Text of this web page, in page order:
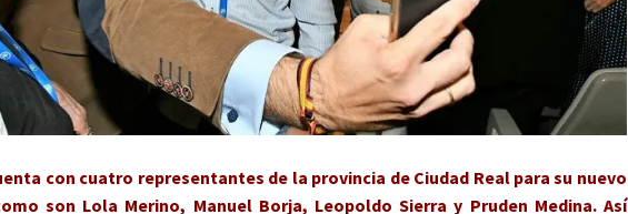
con cuatro representantes de la provincia de Ciudad Real para su nuevo
son Lola Merino, Manuel Borja, Leopoldo Sierra y Pruden Medina. Así